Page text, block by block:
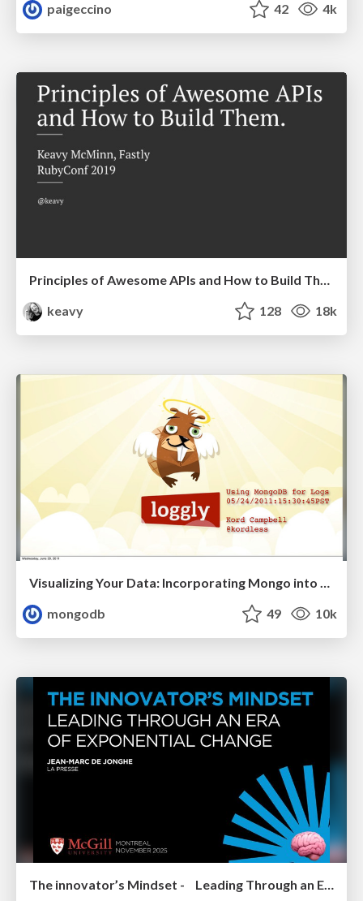
paigeccino
42 4k
Principles of Awesome APIs and How to Build Them.
keavy
128 18k
Visualizing Your Data: Incorporating Mongo into Loggly Infrastructure
mongodb
49 10k
The innovator’s Mindset - Leading Through an Era of Exponential Change - McGill University 2025